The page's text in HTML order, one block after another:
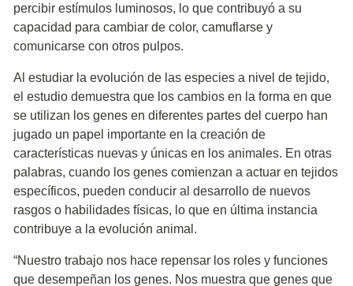
percibir estímulos luminosos, lo que contribuyó a su
capacidad para cambiar de color, camuflarse y
comunicarse con otros pulpos.
Al estudiar la evolución de las especies a nivel de tejido,
el estudio demuestra que los cambios en la forma en que
se utilizan los genes en diferentes partes del cuerpo han
jugado un papel importante en la creación de
características nuevas y únicas en los animales. En otras
palabras, cuando los genes comienzan a actuar en tejidos
específicos, pueden conducir al desarrollo de nuevos
rasgos o habilidades físicas, lo que en última instancia
contribuye a la evolución animal.
“Nuestro trabajo nos hace repensar los roles y funciones
que desempeñan los genes. Nos muestra que genes que